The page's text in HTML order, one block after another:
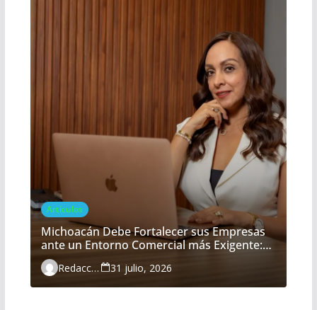
Artículos
Michoacán Debe Fortalecer sus Empresas
ante un Entorno Comercial más Exigente:
María Belém Morón
Redacción 31 julio, 2026